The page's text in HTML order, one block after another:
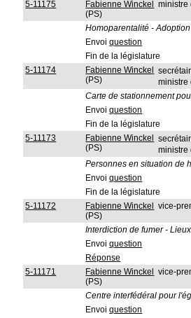
5-11175
Fabienne Winckel
(PS)
ministre
Homoparentalité -
Envoiquestion
Fin de la législature
5-11174
Fabienne Winckel
(PS)
ministre
Carte de stationnement
Envoiquestion
Fin de la législature
5-11173
Fabienne Winckel
(PS)
ministre
Personnes en situation de
Envoiquestion
Fin de la législature
5-11172
Fabienne Winckel
(PS)
vice-
Interdiction de fumer -
Envoiquestion
Réponse
5-11171
Fabienne Winckel
(PS)
vice-
Centre interfédéral pour
Envoiquestion